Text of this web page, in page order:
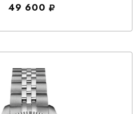
49 600